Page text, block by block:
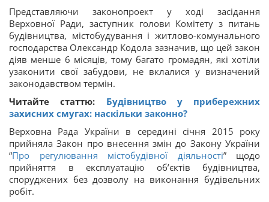
Представляючи законопроект у ході засідання
Верховної Ради, заступник голови Комітету з питань
будівництва, містобудування і житлово-комунального
господарства Олександр Кодола зазначив, що цей закон
діяв менше 6 місяців, тому багато громадян, які хотіли
узаконити свої забудови, не вклалися у визначений
законодавством термін.
Читайте статтю: Будівництво у прибережних
захисних смугах: наскільки законно?
Верховна Рада України в середині січня 2015 року
прийняла Закон про внесення змін до Закону України
“Про регулювання містобудівної діяльності” щодо
прийняття в експлуатацію об’єктів будівництва,
споруджених без дозволу на виконання будівельних
робіт.